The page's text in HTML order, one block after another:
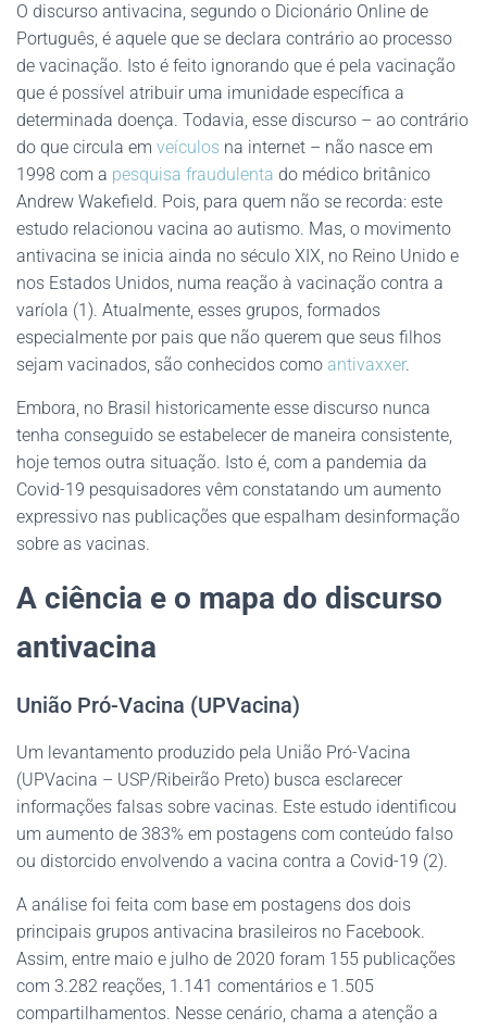
O discurso antivacina, segundo o Dicionário Online de
Português, é aquele que se declara contrário ao processo
de vacinação. Isto é feito ignorando que é pela vacinação
que é possível atribuir uma imunidade específica a
determinada doença. Todavia, esse discurso – ao contrário
do que circula em veículos na internet – não nasce em
1998 com a pesquisa fraudulenta do médico britânico
Andrew Wakefield. Pois, para quem não se recorda: este
estudo relacionou vacina ao autismo. Mas, o movimento
antivacina se inicia ainda no século XIX, no Reino Unido e
nos Estados Unidos, numa reação à vacinação contra a
varíola (1). Atualmente, esses grupos, formados
especialmente por pais que não querem que seus filhos
sejam vacinados, são conhecidos como antivaxxer.
Embora, no Brasil historicamente esse discurso nunca
tenha conseguido se estabelecer de maneira consistente,
hoje temos outra situação. Isto é, com a pandemia da
Covid-19 pesquisadores vêm constatando um aumento
expressivo nas publicações que espalham desinformação
sobre as vacinas.
A ciência e o mapa do discurso
antivacina
União Pró-Vacina (UPVacina)
Um levantamento produzido pela União Pró-Vacina
(UPVacina – USP/Ribeirão Preto) busca esclarecer
informações falsas sobre vacinas. Este estudo identificou
um aumento de 383% em postagens com conteúdo falso
ou distorcido envolvendo a vacina contra a Covid-19 (2).
A análise foi feita com base em postagens dos dois
principais grupos antivacina brasileiros no Facebook.
Assim, entre maio e julho de 2020 foram 155 publicações
com 3.282 reações, 1.141 comentários e 1.505
compartilhamentos. Nesse cenário, chama a atenção a